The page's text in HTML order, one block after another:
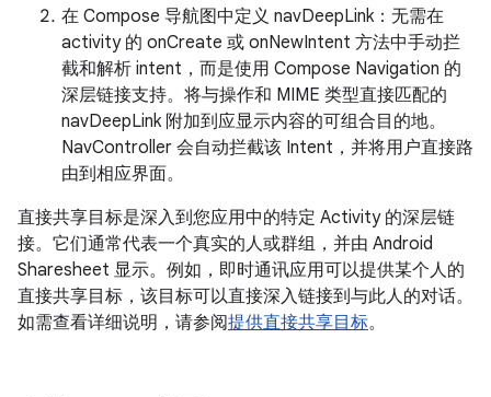
在 Compose 导航图中定义 navDeepLink：无需在
activity 的 onCreate 或 onNewIntent 方法中手动拦
截和解析 intent，而是使用 Compose Navigation 的
深层链接支持。将与操作和 MIME 类型直接匹配的
navDeepLink 附加到应显示内容的可组合目的地。
NavController 会自动拦截该 Intent，并将用户直接路
由到相应界面。
直接共享目标是深入到您应用中的特定 Activity 的深层链
接。它们通常代表一个真实的人或群组，并由 Android
Sharesheet 显示。例如，即时通讯应用可以提供某个人的
直接共享目标，该目标可以直接深入链接到与此人的对话。
如需查看详细说明，请参阅提供直接共享目标。